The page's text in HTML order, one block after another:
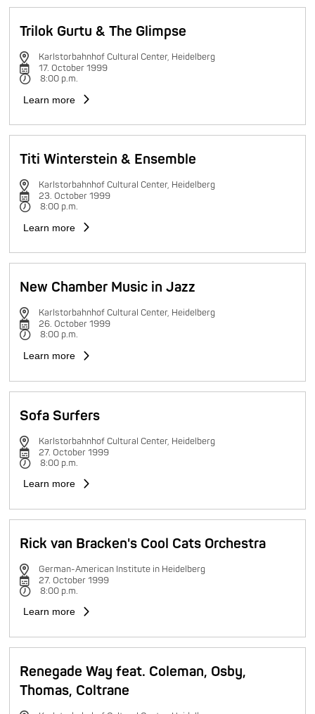
Trilok Gurtu & The Glimpse
Karlstorbahnhof Cultural Center, Heidelberg
17. October 1999
8:00 p.m.
Learn more
Titi Winterstein & Ensemble
Karlstorbahnhof Cultural Center, Heidelberg
23. October 1999
8:00 p.m.
Learn more
New Chamber Music in Jazz
Karlstorbahnhof Cultural Center, Heidelberg
26. October 1999
8:00 p.m.
Learn more
Sofa Surfers
Karlstorbahnhof Cultural Center, Heidelberg
27. October 1999
8:00 p.m.
Learn more
Rick van Bracken's Cool Cats Orchestra
German-American Institute in Heidelberg
27. October 1999
8:00 p.m.
Learn more
Renegade Way feat. Coleman, Osby,
Thomas, Coltrane